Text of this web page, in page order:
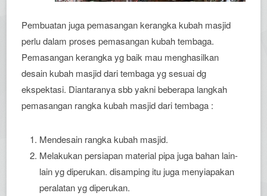
Pembuatan juga pemasangan kerangka kubah masjid
perlu dalam proses pemasangan kubah tembaga.
Pemasangan kerangka yg baik mau menghasilkan
desain kubah masjid dari tembaga yg sesuai dg
ekspektasi. Diantaranya sbb yakni beberapa langkah
pemasangan rangka kubah masjid dari tembaga :
Mendesain rangka kubah masjid.
Melakukan persiapan material pipa juga bahan lain-
lain yg diperukan. disamping itu juga menyiapakan
peralatan yg diperukan.